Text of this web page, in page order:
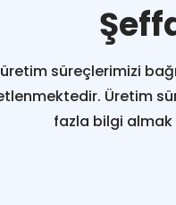
süreçlerimizi
Üretim
fazla bilgi almak